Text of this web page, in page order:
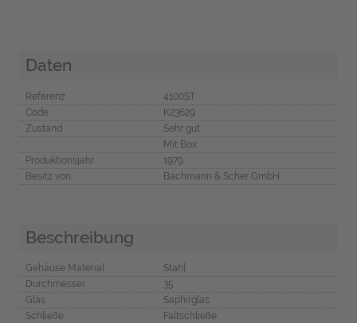
Daten
Referenz
4100ST
Code
K23629
Zustand
Sehr gut
Mit Box
Produktionsjahr
1979
Besitz von
Bachmann & Scher GmbH
Beschreibung
Gehäuse Material
Stahl
Durchmesser
35
Glas
Saphirglas
Schließe
Faltschließe